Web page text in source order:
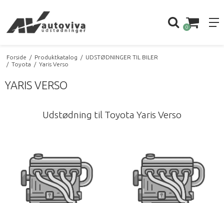
0
Forside / Produktkatalog / UDSTØDNINGER TIL BILER
/ Toyota / Yaris Verso
YARIS VERSO
Udstødning til Toyota Yaris Verso